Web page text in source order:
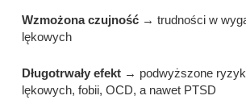
Wzmożona czujność → trudności w
lękowych
Długotrwały efekt → podwyższone
lękowych, fobii, OCD, a nawet PTSD